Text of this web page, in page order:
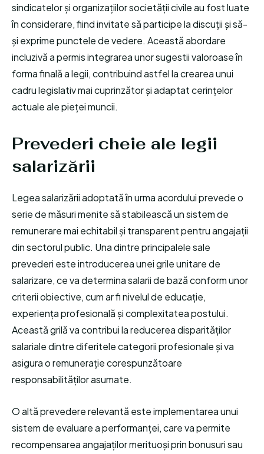
sindicatelor și organizațiilor societății civile au fost luate
în considerare, fiind invitate să participe la discuții și să-
și exprime punctele de vedere. Această abordare
incluzivă a permis integrarea unor sugestii valoroase în
forma finală a legii, contribuind astfel la crearea unui
cadru legislativ mai cuprinzător și adaptat cerințelor
actuale ale pieței muncii.
Prevederi cheie ale legii
salarizării
Legea salarizării adoptată în urma acordului prevede o
serie de măsuri menite să stabilească un sistem de
remunerare mai echitabil și transparent pentru angajații
din sectorul public. Una dintre principalele sale
prevederi este introducerea unei grile unitare de
salarizare, ce va determina salarii de bază conform unor
criterii obiective, cum ar fi nivelul de educație,
experiența profesională și complexitatea postului.
Această grilă va contribui la reducerea disparităților
salariale dintre diferitele categorii profesionale și va
asigura o remunerație corespunzătoare
responsabilităților asumate.
O altă prevedere relevantă este implementarea unui
sistem de evaluare a performanței, care va permite
recompensarea angajaților merituoși prin bonusuri sau